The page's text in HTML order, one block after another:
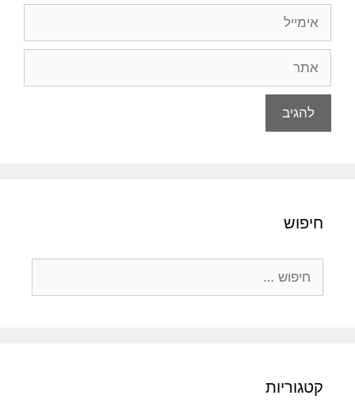
חיפוש
קטגוריות